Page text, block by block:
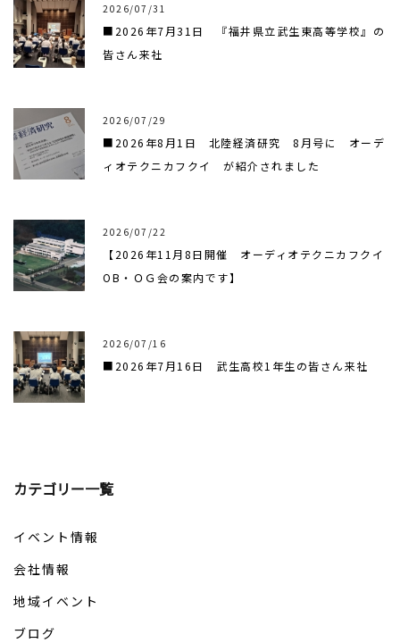
2026/07/31
■2026年7月31日 『福井県立武生東高等学校』の
皆さん来社
2026/07/29
■2026年8月1日 北陸経済研究 8月号に オーデ
ィオテクニカフクイ が紹介されました
2026/07/22
【2026年11月8日開催 オーディオテクニカフクイ
OB・ＯＧ会の案内です】
2026/07/16
■2026年7月16日 武生高校1年生の皆さん来社
カテゴリー一覧
イベント情報
会社情報
地域イベント
ブログ